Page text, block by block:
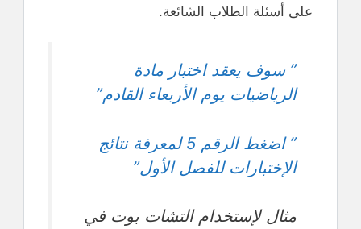
على أسئلة الطلاب الشائعة.
” سوف يعقد اختبار مادة
الرياضيات يوم الأربعاء القادم”
” اضغط الرقم 5 لمعرفة نتائج
الإختبارات للفصل الأول”
مثال لإستخدام التشات بوت في